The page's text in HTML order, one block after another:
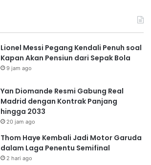
Lionel Messi Pegang Kendali Penuh soal
Kapan Akan Pensiun dari Sepak Bola
9 jam ago
Yan Diomande Resmi Gabung Real
Madrid dengan Kontrak Panjang
hingga 2033
20 jam ago
Thom Haye Kembali Jadi Motor Garuda
dalam Laga Penentu Semifinal
2 hari ago